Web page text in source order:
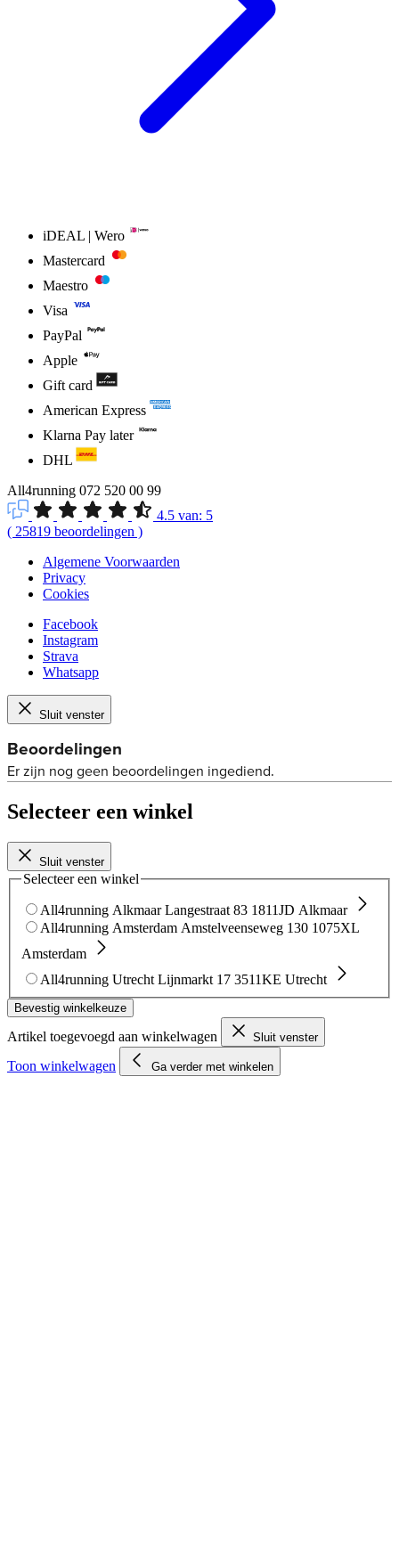
iDEAL | Wero
Mastercard
Maestro
Visa
PayPal
Apple
Gift card
American Express
Klarna Pay later
DHL
All4running 072 520 00 99
4.5 van: 5
( 25819 beoordelingen )
Algemene Voorwaarden
Privacy
Cookies
Facebook
Instagram
Strava
Whatsapp
Sluit venster
Selecteer een winkel
Sluit venster
Selecteer een winkel
All4running Alkmaar Langestraat 83 1811JD Alkmaar
All4running Amsterdam Amstelveenseweg 130 1075XL
Amsterdam
All4running Utrecht Lijnmarkt 17 3511KE Utrecht
Bevestig winkelkeuze
Artikel toegevoegd aan winkelwagen Sluit venster
Toon winkelwagen Ga verder met winkelen